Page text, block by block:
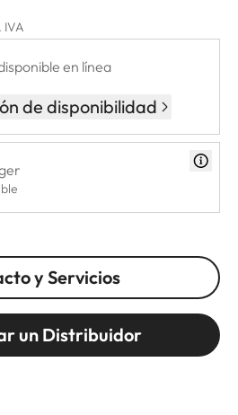
IVA
en línea
de disponibilidad
y Servicios
un Distribuidor